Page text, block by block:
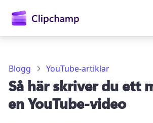
huvudinnehåll
Blogg YouTube-artiklar
Så här skriver du ett
en YouTube-video